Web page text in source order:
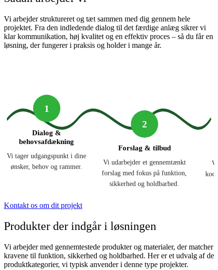
Vi arbejder struktureret og tæt sammen med dig gennem hele
projektet. Fra den indledende dialog til det færdige anlæg sikrer vi
klar kommunikation, høj kvalitet og en effektiv proces – så du får en
løsning, der fungerer i praksis og holder i mange år.
1
Dialog &
behovsafdækning
Vi tager udgangspunkt i dine
ønsker, behov og rammer.
2
Forslag & tilbud
Vi udarbejder et gennemtænkt
forslag med fokus på funktion,
sikkerhed og holdbarhed.
Kontakt os om dit projekt
Produkter der indgår i løsningen
Vi arbejder med gennemtestede produkter og materialer, der matcher
kravene til funktion, sikkerhed og holdbarhed. Her er et udvalg af de
produktkategorier, vi typisk anvender i denne type projekter.